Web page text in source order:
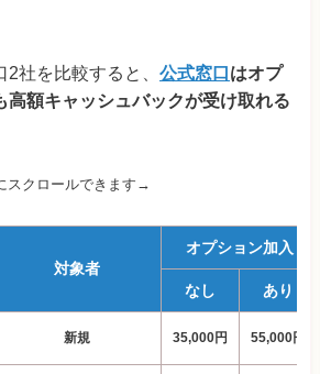
社を比較すると、 公式窓口 はオプ
高額キャッシュバックが受け取れる
スクロールできます→
対象者
オプション加入
なし あり
新規 35,000円 55,000円